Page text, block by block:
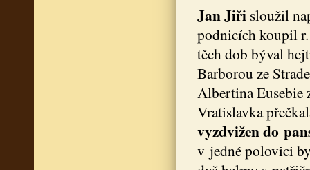
Jan Jiři sloužil
podnicích koupil
těch dob býval
Barborou ze
Albertina Eusebie
Vratislavka
vyzdvižen do
v jedné polovici